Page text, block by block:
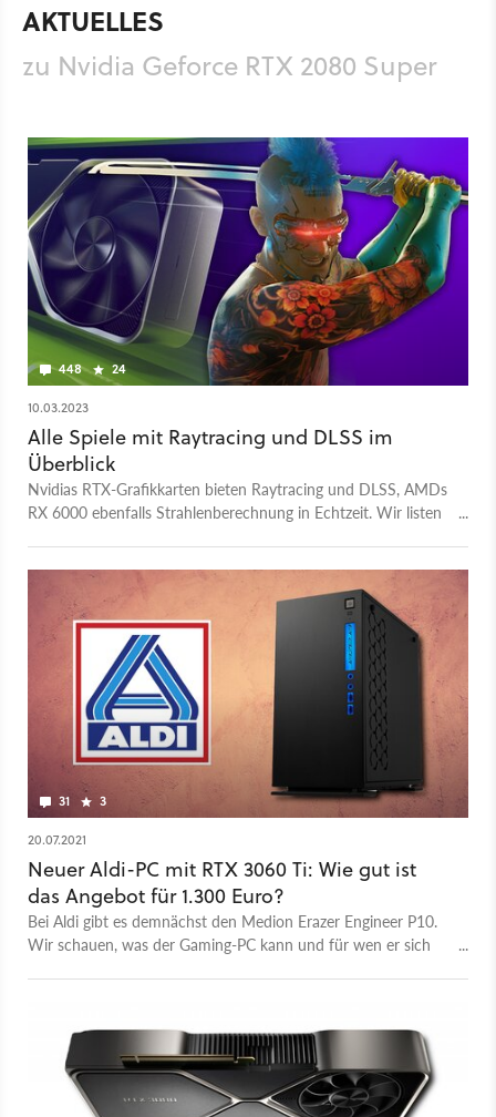
AKTUELLES
zu Nvidia Geforce RTX 2080 Super
448 24
10.03.2023
Alle Spiele mit Raytracing und DLSS im
Überblick
Nvidias RTX-Grafikkarten bieten Raytracing und DLSS, AMDs
RX 6000 ebenfalls Strahlenberechnung in Echtzeit. Wir listen
31 3
20.07.2021
Neuer Aldi-PC mit RTX 3060 Ti: Wie gut ist
das Angebot für 1.300 Euro?
Bei Aldi gibt es demnächst den Medion Erazer Engineer P10.
Wir schauen, was der Gaming-PC kann und für wen er sich